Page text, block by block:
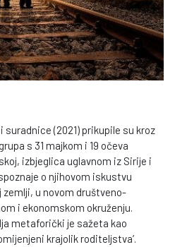
suradnice (2021) prikupile su kroz
s 31 majkom i 19 očeva
izbjeglica uglavnom iz Sirije i
o njihovom iskustvu
u novom društveno-
i ekonomskom okruženju.
metaforički je sažeta kao
krajolik roditeljstva’.